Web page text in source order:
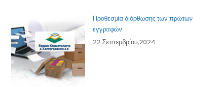
Προθεσμία διόρθωσης των πρώτων
εγγραφών
22 Σεπτεμβρίου,2024